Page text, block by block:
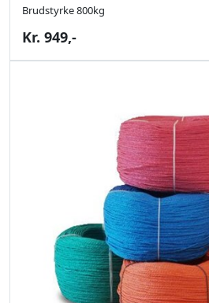
Brudstyrke 800kg
Kr. 949,-